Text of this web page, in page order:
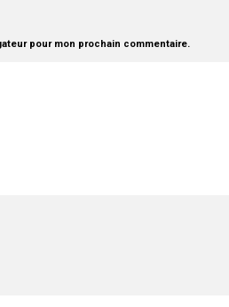
pour mon prochain commentaire.